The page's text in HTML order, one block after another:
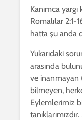
Kanımca
Romalılar 2:1-
hatta şu anda
Yukarıdaki
arasında
ve inanmayan
bilmeyen,
Eylemlerimiz